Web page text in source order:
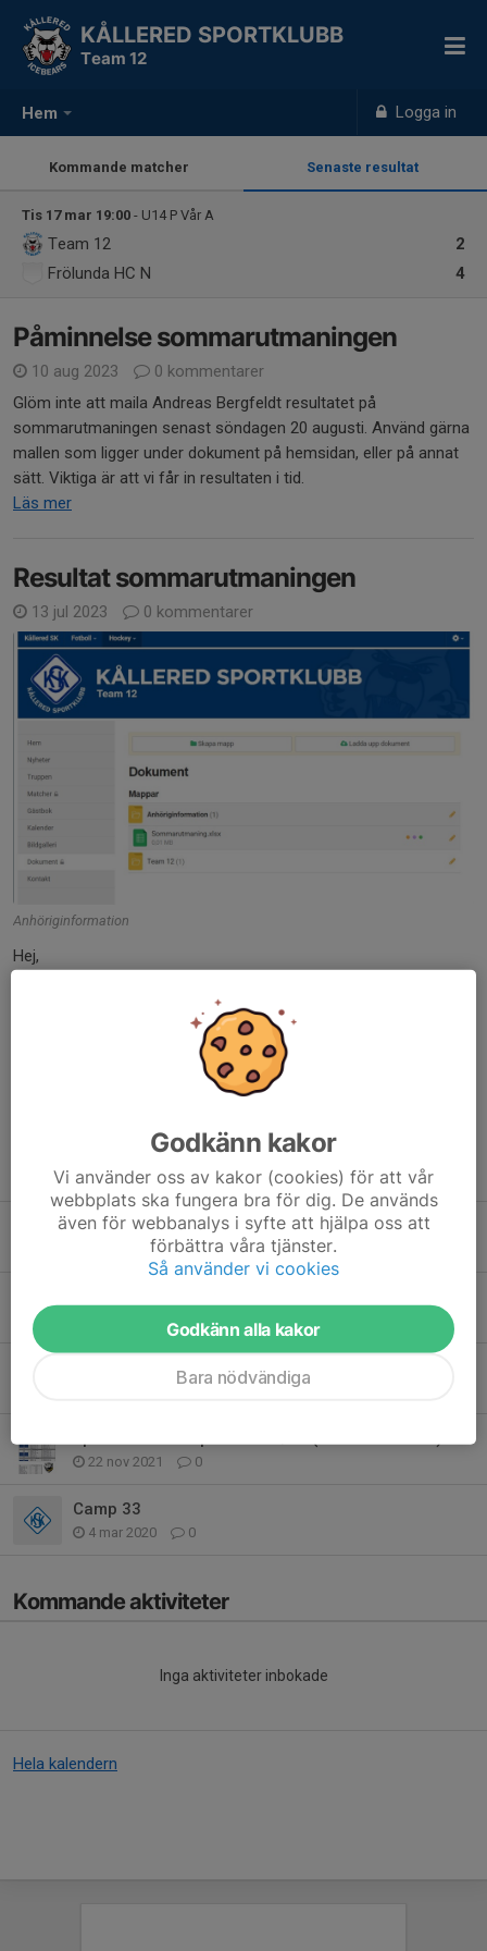
Hem Logga in
KÅLLERED SPORTKLUBB
Team 12
Kommande matcher Senaste resultat
Tis 17 mar 19:00 - U14 P Vår A
2
Team 12
4
Frölunda HC N
Påminnelse sommarutmaningen
10 aug 2023
0 kommentarer
Glöm inte att maila Andreas Bergfeldt resultatet på
sommarutmaningen senast söndagen 20 augusti. Använd gärna
mallen som ligger under dokument på hemsidan, eller på annat
sätt. Viktiga är att vi får in resultaten i tid.
Läs mer
Resultat sommarutmaningen
13 jul 2023 0 kommentarer
Anhöriginformation
Hej,
och informera om insamlingen av resultaten från
I mappen anhöriginformation så hittar ni ett färdigt excel ark
som ni kan ladda hem och...
Fler nyheter
Sommarutmaningen 2023 Team 12
21 jun 2023 2
0
Spelschema GP pucken 28/11 (Isdala ishall)
22 nov 2021 0
Camp 33
4 mar 2020 0
Kommande aktiviteter
Inga aktiviteter inbokade
Hela kalendern
Godkänn kakor
Vi använder oss av kakor (cookies) för att vår
webbplats ska fungera bra för dig. De används
även för webbanalys i syfte att hjälpa oss att
förbättra våra tjänster.
Så använder vi cookies
Godkänn alla kakor
Bara nödvändiga